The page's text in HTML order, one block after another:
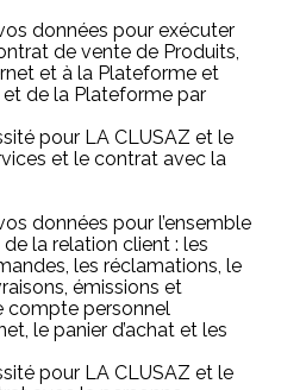
données pour exécuter
de vente de Produits,
et à la Plateforme et
et de la Plateforme par
pour LA CLUSAZ et le
et le contrat avec la
données pour l’ensemble
la relation client : les
les réclamations, le
émissions et
compte personnel
le panier d’achat et les
pour LA CLUSAZ et le